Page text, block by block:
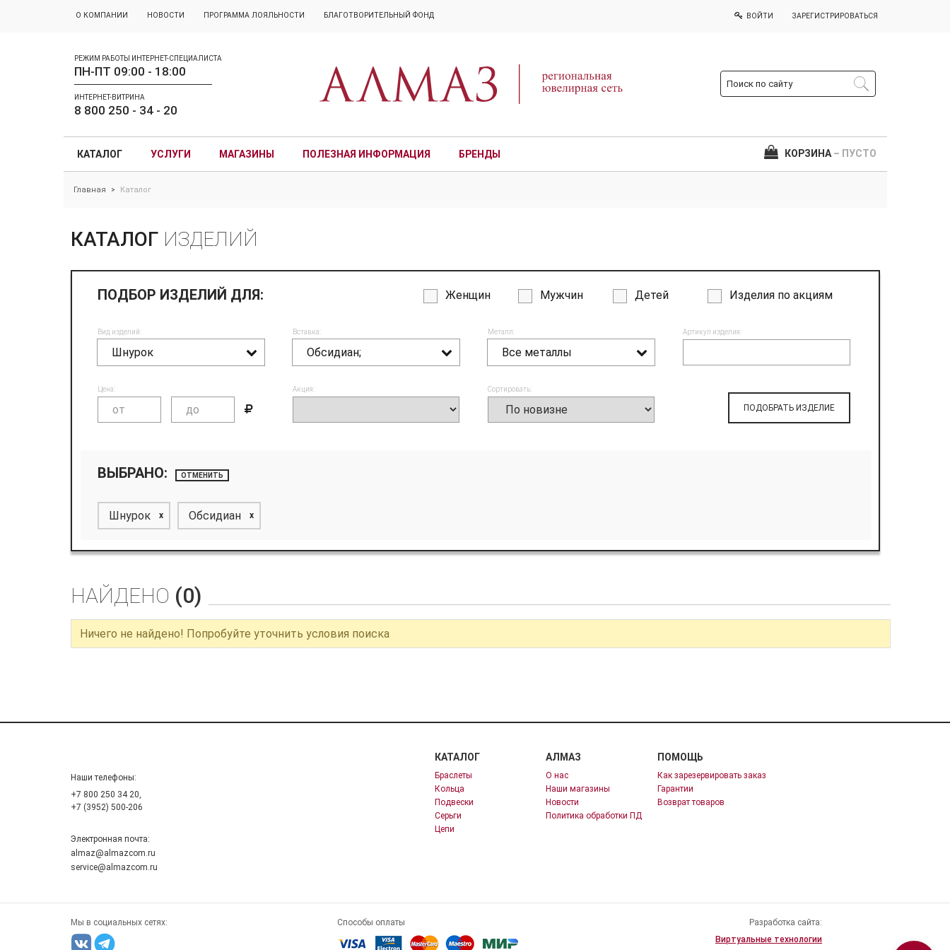
О КОМПАНИИ НОВОСТИ ПРОГРАММА ЛОЯЛЬНОСТИ БЛАГОТВОРИТЕЛЬНЫЙ ФОНД
РЕЖИМ РАБОТЫ ИНТЕРНЕТ-СПЕЦИАЛИСТА
ПН-ПТ 09:00 - 18:00
ИНТЕРНЕТ-ВИТРИНА
8 800 250 - 34 - 20
ВОЙТИ ЗАРЕГИСТРИРОВАТЬСЯ
КАТАЛОГ УСЛУГИ МАГАЗИНЫ ПОЛЕЗНАЯ ИНФОРМАЦИЯ БРЕНДЫ КОРЗИНА – ПУСТО
Главная > Каталог
КАТАЛОГ ИЗДЕЛИЙ
ПОДБОР ИЗДЕЛИЙ ДЛЯ: Женщин Мужчин Детей Изделия по акциям
Вид изделий:
Шнурок
Вставка:
Обсидиан;
Металл:
Все металлы
Артикул изделия:
Цена: Акция: Сортировать:
ПОДОБРАТЬ ИЗДЕЛИЕ
ВЫБРАНО: ОТМЕНИТЬ
Шнурок x Обсидиан x
НАЙДЕНО (0)
Ничего не найдено! Попробуйте уточнить условия поиска
Наши телефоны:
+7 800 250 34 20,
+7 (3952) 500-206
Электронная почта:
almaz@almazcom.ru
service@almazcom.ru
КАТАЛОГ
Браслеты
Кольца
Подвески
Серьги
Цепи
АЛМАЗ
О нас
Наши магазины
Новости
Политика обработки ПД
ПОМОЩЬ
Как зарезервировать заказ
Гарантии
Возврат товаров
Мы в социальных сетях: Способы оплаты
Разработка сайта:
Виртуальные технологии